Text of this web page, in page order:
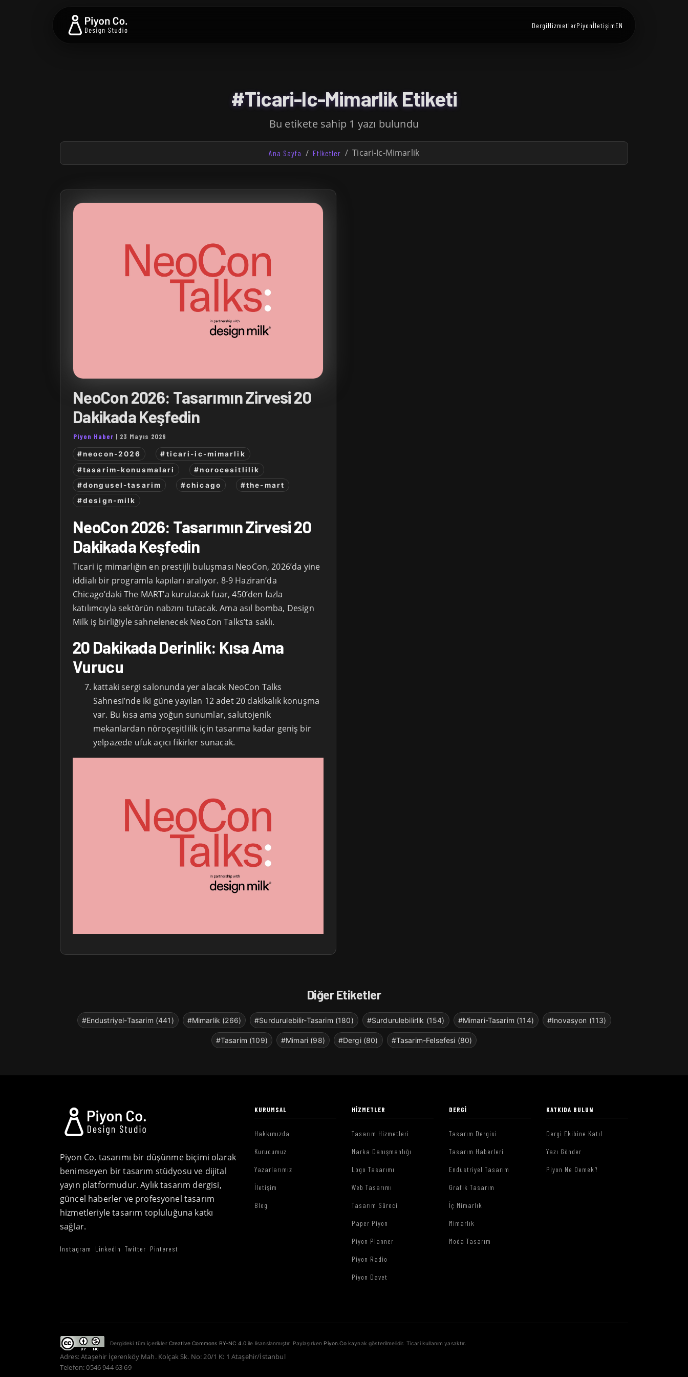
DergiHizmetlerPiyonİletişimEN
#Ticari-Ic-Mimarlik Etiketi
Bu etikete sahip 1 yazı bulundu
Ana Sayfa Etiketler Ticari-Ic-Mimarlik
NeoCon 2026: Tasarımın Zirvesi 20
Dakikada Keşfedin
Piyon Haber | 23 Mayıs 2026
#neocon-2026
#ticari-ic-mimarlik
#tasarim-konusmalari
#norocesitlilik
#dongusel-tasarim
#chicago
#the-mart
#design-milk
NeoCon 2026: Tasarımın Zirvesi 20
Dakikada Keşfedin
Ticari iç mimarlığın en prestijli buluşması NeoCon, 2026’da yine
iddialı bir programla kapıları aralıyor. 8-9 Haziran’da
Chicago’daki The MART’a kurulacak fuar, 450’den fazla
katılımcıyla sektörün nabzını tutacak. Ama asıl bomba, Design
Milk iş birliğiyle sahnelenecek NeoCon Talks’ta saklı.
20 Dakikada Derinlik: Kısa Ama
Vurucu
kattaki sergi salonunda yer alacak NeoCon Talks
Sahnesi’nde iki güne yayılan 12 adet 20 dakikalık konuşma
var. Bu kısa ama yoğun sunumlar, salutojenik
mekanlardan nöroçeşitlilik için tasarıma kadar geniş bir
yelpazede ufuk açıcı fikirler sunacak.
Diğer Etiketler
#Endustriyel-Tasarim (441) #Mimarlik (266) #Surdurulebilir-Tasarim (180) #Surdurulebilirlik (154) #Mimari-Tasarim (114) #Inovasyon (113)
#Tasarim (109) #Mimari (98) #Dergi (80) #Tasarim-Felsefesi (80)
Piyon Co. tasarımı bir düşünme biçimi olarak
benimseyen bir tasarım stüdyosu ve dijital
yayın platformudur. Aylık tasarım dergisi,
güncel haberler ve profesyonel tasarım
hizmetleriyle tasarım topluluğuna katkı
sağlar.
Instagram LinkedIn Twitter Pinterest
KURUMSAL
Hakkımızda
Kurucumuz
Yazarlarımız
İletişim
Blog
HIZMETLER
Tasarım Hizmetleri
Marka Danışmanlığı
Logo Tasarımı
Web Tasarımı
Tasarım Süreci
Paper Piyon
Piyon Planner
Piyon Radio
Piyon Davet
DERGI
Tasarım Dergisi
Tasarım Haberleri
Endüstriyel Tasarım
Grafik Tasarım
İç Mimarlık
Mimarlık
Moda Tasarım
KATKIDA BULUN
Dergi Ekibine Katıl
Yazı Gönder
Piyon Ne Demek?
Dergideki tüm içerikler Creative Commons BY-NC 4.0 ile lisanslanmıştır. Paylaşırken Piyon.Cokaynak gösterilmelidir. Ticari kullanım yasaktır.
Adres: Ataşehir İçerenköy Mah. Kolçak Sk. No: 20/1 K: 1 Ataşehir/İstanbul
Telefon: 0546 944 63 69